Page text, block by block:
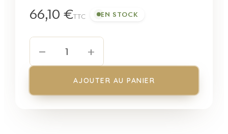
66,10 €TTC EN STOCK
− 1 +
AJOUTER AU PANIER